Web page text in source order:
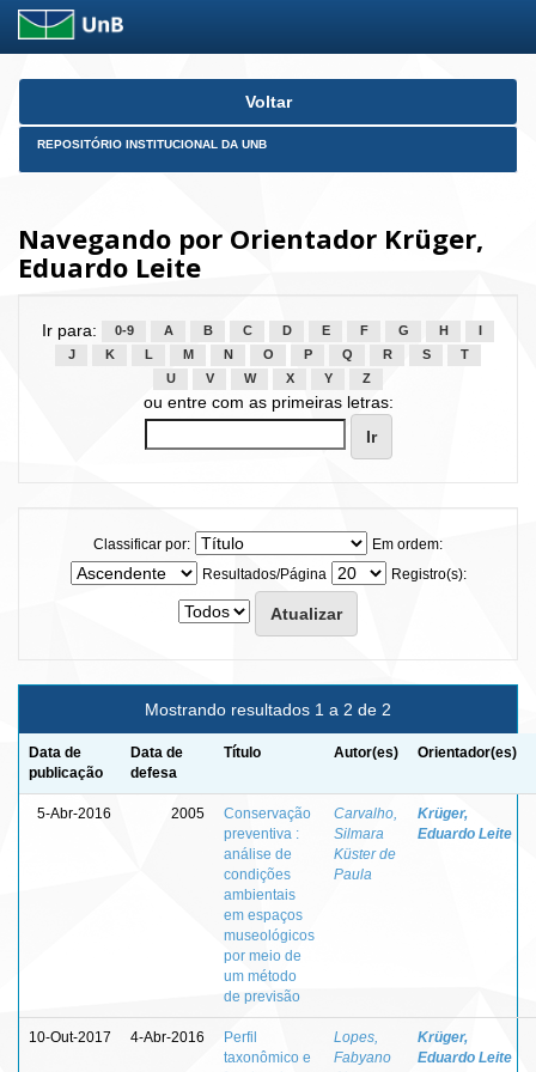
Skip
Voltar
REPOSITÓRIO INSTITUCIONAL DA UNB
Navegando por Orientador Krüger,
Eduardo Leite
Ir para: 0-9 A B C D E F G H
J
K L M N O P Q R S
T
U
V W X Y Z
ou entre com as primeiras letras:
Classificar por:
Em ordem:
Resultados/Página
Registro(s):
Mostrando resultados 1 a 2 de 2
Data de
publicação
Data de
defesa
Título Autor(es) Orientador(es)
5-Abr-2016 2005
Conservação
preventiva :
análise de
condições
ambientais
em espaços
museológicos
por meio de
um método
de previsão
Carvalho,
Silmara
Küster de
Paula
Krüger,
Eduardo Leite
10-Out-2017 4-Abr-2016
Perfil
taxonômico e
Lopes,
Fabyano
Krüger,
Eduardo Leite